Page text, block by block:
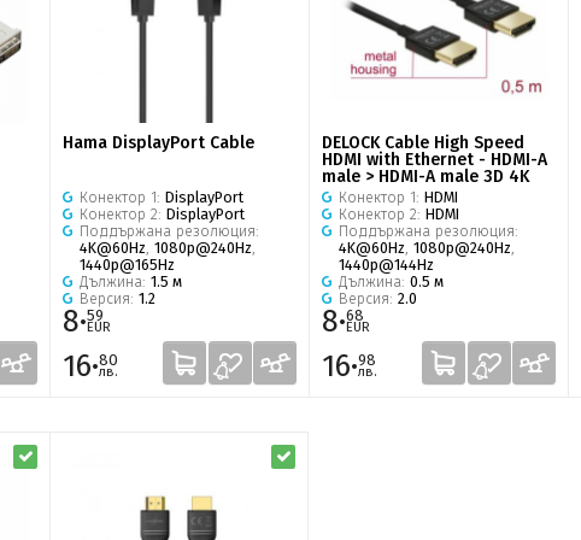
Hama DisplayPort Cable
Конектор 1: DisplayPort
Конектор 2: DisplayPort
Поддържана резолюция:
4K@60Hz, 1080p@240Hz,
1440p@165Hz
Дължина: 1.5 м
Версия: 1.2
8·59
EUR
16·80
лв.
DELOCK Cable High Speed
HDMI with Ethernet - HDMI-A
male > HDMI-A male 3D 4K
Конектор 1: HDMI
Конектор 2: HDMI
Поддържана резолюция:
4K@60Hz, 1080p@240Hz,
1440p@144Hz
Дължина: 0.5 м
Версия: 2.0
8·68
EUR
16·98
лв.